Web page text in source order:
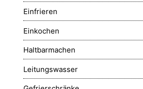
Einfrieren
Einkochen
Haltbarmachen
Leitungswasser